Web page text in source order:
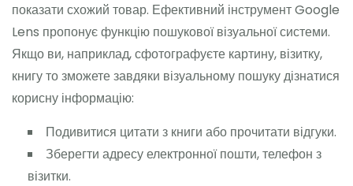
показати схожий товар. Ефективний інструмент Google
Lens пропонує функцію пошукової візуальної системи.
Якщо ви, наприклад, сфотографуєте картину, візитку,
книгу то зможете завдяки візуальному пошуку дізнатися
корисну інформацію:
Подивитися цитати з книги або прочитати відгуки.
Зберегти адресу електронної пошти, телефон з
візитки.